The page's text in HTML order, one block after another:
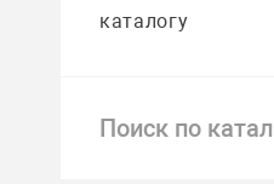
каталогу